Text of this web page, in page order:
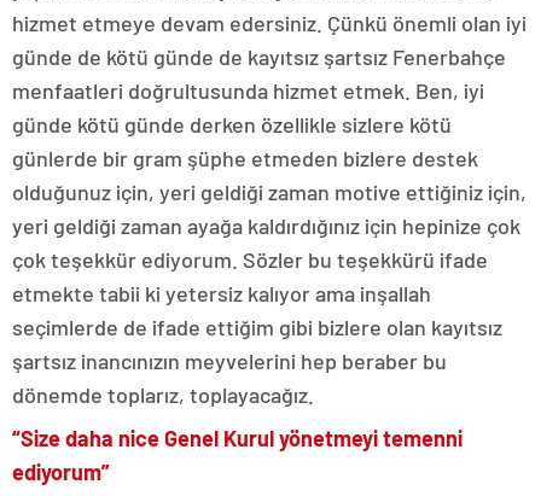
hizmet etmeye devam edersiniz. Çünkü önemli olan iyi
günde de kötü günde de kayıtsız şartsız Fenerbahçe
menfaatleri doğrultusunda hizmet etmek. Ben, iyi
günde kötü günde derken özellikle sizlere kötü
günlerde bir gram şüphe etmeden bizlere destek
olduğunuz için, yeri geldiği zaman motive ettiğiniz için,
yeri geldiği zaman ayağa kaldırdığınız için hepinize çok
çok teşekkür ediyorum. Sözler bu teşekkürü ifade
etmekte tabii ki yetersiz kalıyor ama inşallah
seçimlerde de ifade ettiğim gibi bizlere olan kayıtsız
şartsız inancınızın meyvelerini hep beraber bu
dönemde toplarız, toplayacağız.
“Size daha nice Genel Kurul yönetmeyi temenni
ediyorum”